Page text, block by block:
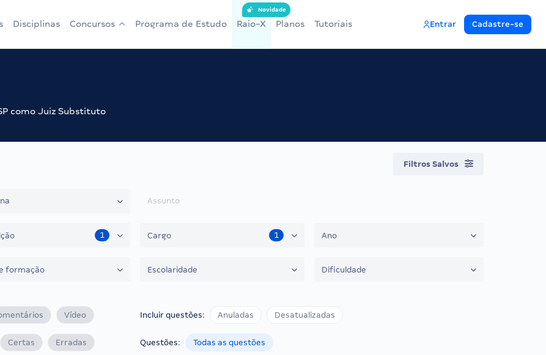
Disciplinas Concursos Programa de Estudo Raio-X
Novidade
Planos Tutoriais Entrar Cadastre-se
como Juiz Substituto
Filtros Salvos
Assunto
1 Cargo 1 Ano
formação Escolaridade Dificuldade
Vídeo
Certas Erradas
Incluir questões: Anuladas Desatualizadas
Questões: Todas as questões